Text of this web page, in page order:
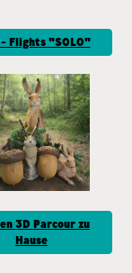
Flights "SOLO"
3D Parcour zu
Hause